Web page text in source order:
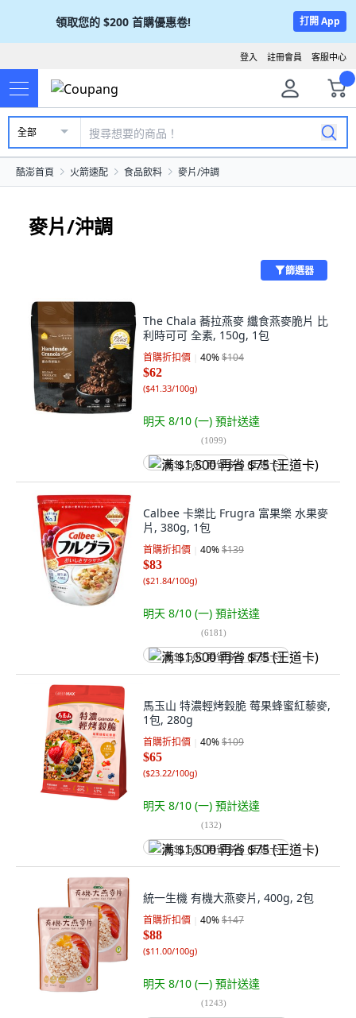
領取您的 $200 首購優惠卷! 打開 App
客服中心
註冊會員
登入
全部
酷澎首頁 火箭速配 食品飲料 麥片/沖調
麥片/沖調
篩選器
The Chala 蕎拉燕麥 纖食燕麥脆片 比
利時可可 全素, 150g, 1包
首購折扣價 40%$104
$62
($41.33/100g)
明天 8/10 (一) 預計送達
(1099)
满 $1,500 再省 $75 (王道卡)
Calbee 卡樂比 Frugra 富果樂 水果麥
片, 380g, 1包
首購折扣價 40%$139
$83
($21.84/100g)
明天 8/10 (一) 預計送達
(6181)
满 $1,500 再省 $75 (王道卡)
馬玉山 特濃輕烤穀脆 莓果蜂蜜紅藜麥,
1包, 280g
首購折扣價 40%$109
$65
($23.22/100g)
明天 8/10 (一) 預計送達
(132)
满 $1,500 再省 $75 (王道卡)
統一生機 有機大燕麥片, 400g, 2包
首購折扣價 40%$147
$88
($11.00/100g)
明天 8/10 (一) 預計送達
(1243)